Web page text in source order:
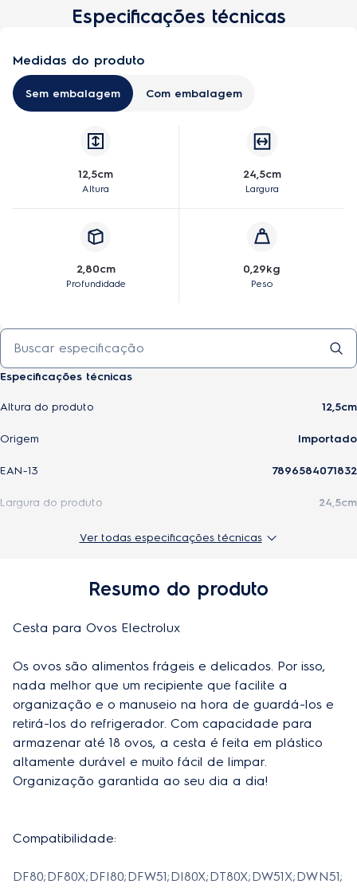
Especificações técnicas
Medidas do produto
Sem embalagem Com embalagem
12,5cm
Altura
24,5cm
Largura
2,80cm
Profundidade
0,29kg
Peso
Especificações técnicas
Altura do produto 12,5cm
Origem Importado
EAN-13 7896584071832
Largura do produto 24,5cm
Peso do produto embalado
Altura do produto embalado
Largura do produto embalado
Profudidade do produto embalado
Cor
Ver todas especificações técnicas
Resumo do produto
Cesta para Ovos Electrolux
Os ovos são alimentos frágeis e delicados. Por isso,
nada melhor que um recipiente que facilite a
organização e o manuseio na hora de guardá-los e
retirá-los do refrigerador. Com capacidade para
armazenar até 18 ovos, a cesta é feita em plástico
altamente durável e muito fácil de limpar.
Organização garantida ao seu dia a dia!
Compatibilidade: